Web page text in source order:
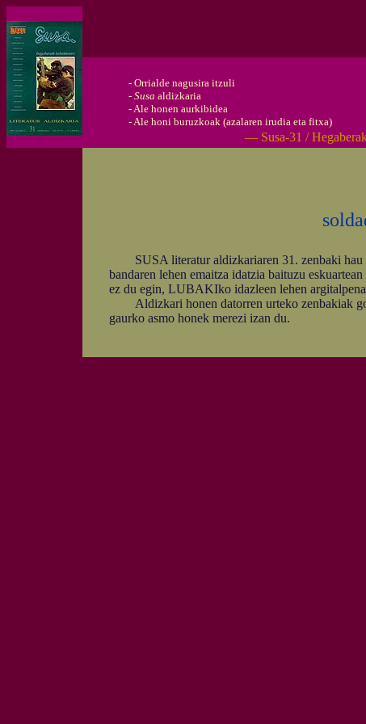
- Orrialde nagusira itzuli
- Susa aldizkaria
-Ale honen aurkibidea
-Ale honi buruzkoak (azalaren irudia eta fitxa)
— Susa-31 /
SUSA literatur aldizkariaren 31. zenbaki hau
bandaren lehen emaitza idatzia baituzu
ez du egin, LUBAKIko idazleen lehen argitalpena
Aldizkari honen datorren urteko zenbakiak
gaurko asmo honek merezi izan du.